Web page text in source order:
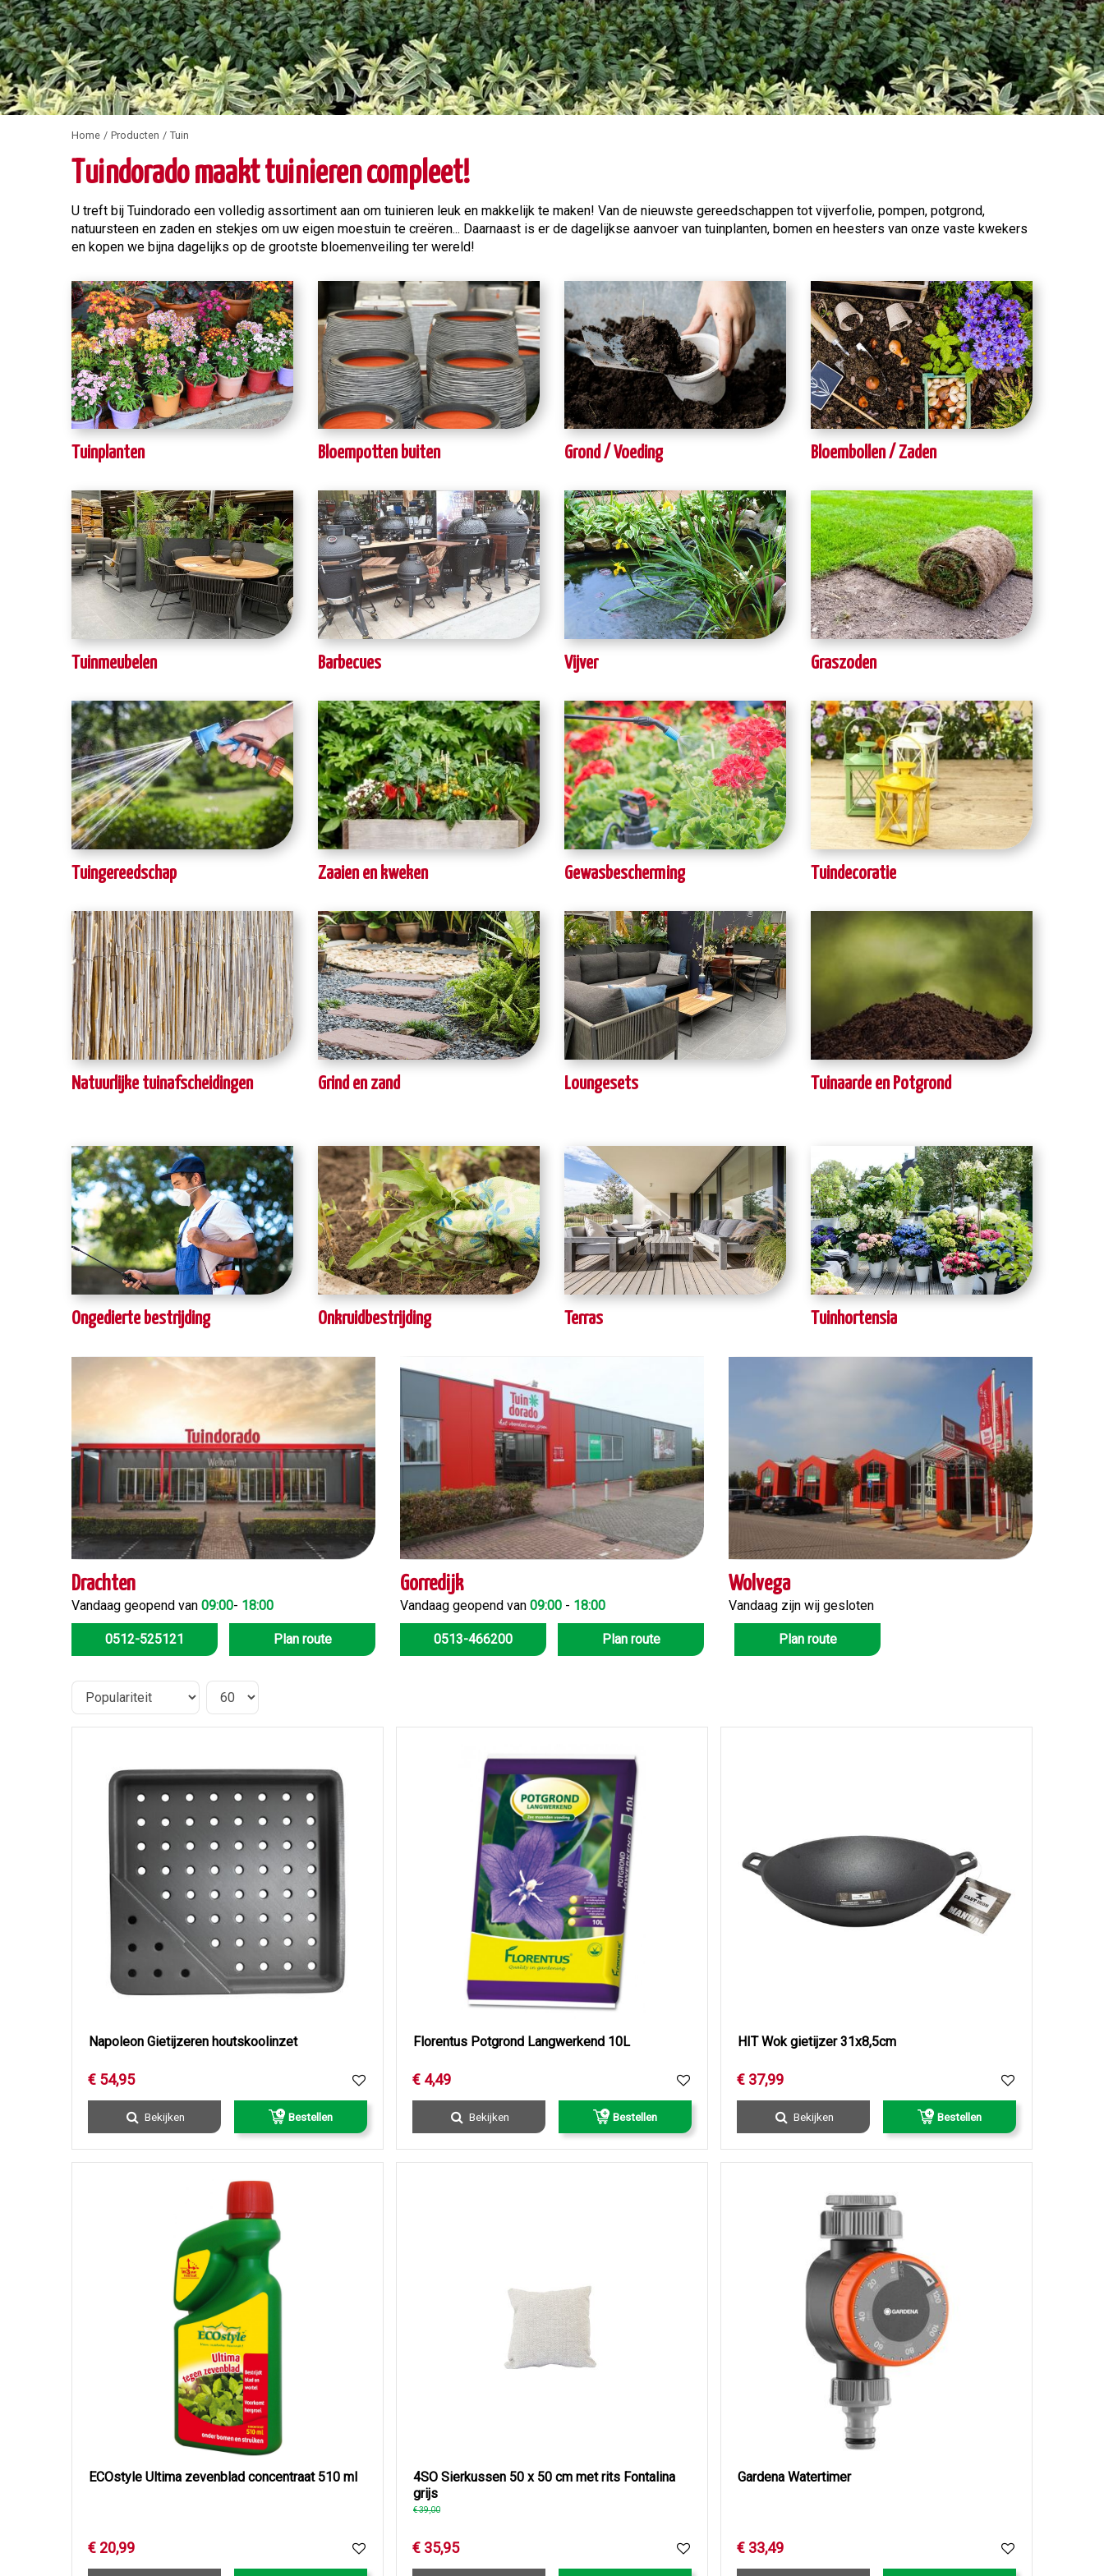
Home Producten Tuin
Tuindorado maakt tuinieren compleet!
U treft bij Tuindorado een volledig assortiment aan om tuinieren leuk en makkelijk te maken! Van de nieuwste gereedschappen tot vijverfolie, pompen, potgrond,
natuursteen en zaden en stekjes om uw eigen moestuin te creëren... Daarnaast is er de dagelijkse aanvoer van tuinplanten, bomen en heesters van onze vaste kwekers
en kopen we bijna dagelijks op de grootste bloemenveiling ter wereld!
Tuinplanten Bloempotten buiten Grond / Voeding Bloembollen / Zaden
Tuinmeubelen Barbecues Vijver Graszoden
Tuingereedschap Zaaien en kweken Gewasbescherming Tuindecoratie
Natuurlijke tuinafscheidingen Grind en zand Loungesets Tuinaarde en Potgrond
Ongedierte bestrijding Onkruidbestrijding Terras Tuinhortensia
Drachten
Vandaag geopend van 09:00- 18:00
0512-525121 Plan route
Gorredijk
Vandaag geopend van 09:00 - 18:00
0513-466200 Plan route
Wolvega
Vandaag zijn wij gesloten
Plan route
Napoleon Gietijzeren houtskoolinzet
€ 54,95
Bekijken Bestellen
Florentus Potgrond Langwerkend 10L
€ 4,49
Bekijken Bestellen
HIT Wok gietijzer 31x8,5cm
€ 37,99
Bekijken Bestellen
ECOstyle Ultima zevenblad concentraat 510 ml
€ 20,99
4SO Sierkussen 50 x 50 cm met rits Fontalina
grijs
€39,00
€ 35,95
Gardena Watertimer
€ 33,49